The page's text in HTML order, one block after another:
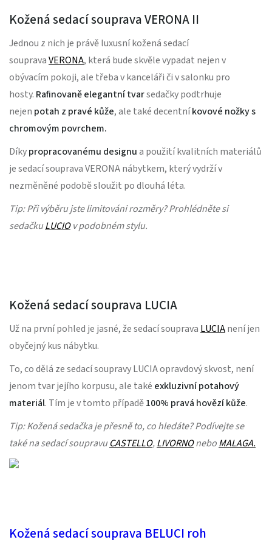
Kožená sedací souprava VERONA II
Jednou z nich je právě luxusní kožená sedací
soupravaVERONA, která bude skvěle vypadat nejen v
obývacím pokoji, ale třeba v kanceláři či v salonku pro
hosty. Rafinovaně elegantní tvarsedačky podtrhuje
nejen potah z pravé kůže, ale také decentníkovové nožky s
chromovým povrchem.
Díkypropracovanému designua použití kvalitních materiálů
je sedací souprava VERONA nábytkem, který vydrží v
nezměněné podobě sloužit po dlouhá léta.
Tip: Při výběru jste limitováni rozměry? Prohlédněte si
sedačkuLUCIO v podobném stylu.
Kožená sedací souprava LUCIA
Už na první pohled je jasné, že sedací souprava LUCIAnení jen
obyčejný kus nábytku.
To, co dělá ze sedací soupravy LUCIA opravdový skvost, není
jenom tvar jejího korpusu, ale také exkluzivní potahový
materiál. Tím je v tomto případě100% pravá hovězí kůže.
Tip: Kožená sedačka je přesně to, co hledáte? Podívejte se
také na sedací soupravu CASTELLO,LIVORNOneboMALAGA.
Kožená sedací souprava BELUCI roh